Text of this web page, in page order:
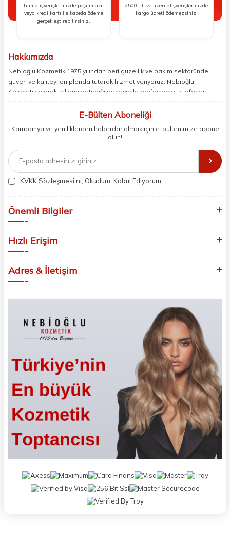
Tüm alışverişlerinizde peşin nakit
veya kredi kartı ile kapıda ödeme
gerçekleştirebilirsiniz.
2500 TL ve üzeri alışverişlerinizde
kargo ücreti ödemezsiniz.
Hakkımızda
Nebioğlu Kozmetik 1975 yılından beri güzellik ve bakım sektöründe
güven ve kaliteyi ön planda tutarak hizmet veriyoruz. Nebioğlu
Kozmetik olarak, yılların getirdiği deneyimle profesyonel kuaförler,
odaklanıyoruz. Doğal içerikleri bilimsel formüllerle birleştirerek saç ve
cilt bakımında etkili ve yenilikçi çözümler geliştiriyoruz. Müşterilerimizin
ihtiyaçlarını dinleyerek her zaman en iyisini sunmayı hedefliyor,
yeniliyoruz. Güvenilirliğimiz, samimiyetimiz ve kaliteye olan
bağlılığımızla güzellik yolculuğunuzda yanınızdayız.
E-Bülten Aboneliği
Kampanya ve yeniliklerden haberdar olmak için e-bültenimize abone
olun!
KVKK Sözleşmesi'ni , Okudum, Kabul Ediyorum.
Önemli Bilgiler
Hızlı Erişim
Adres & İletişim